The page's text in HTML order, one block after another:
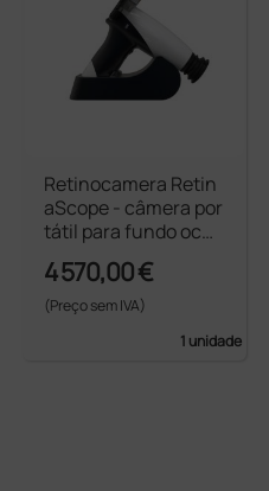
Retinocamera Retin
aScope - câmera por
tátil para fundo ocul
4 570,00 €
(Preço sem IVA)
1 unidade